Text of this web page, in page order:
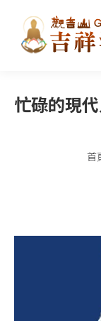
忙碌的現
首